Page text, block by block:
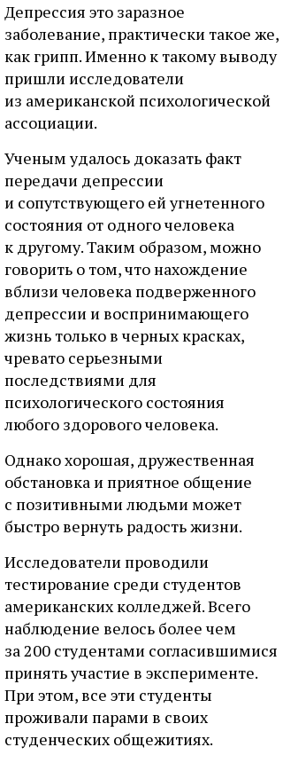
Депрессия это заразное
заболевание, практически такое же,
как грипп. Именно к такому выводу
пришли исследователи
из американской психологической
ассоциации.
Ученым удалось доказать факт
передачи депрессии
и сопутствующего ей угнетенного
состояния от одного человека
к другому. Таким образом, можно
говорить о том, что нахождение
вблизи человека подверженного
депрессии и воспринимающего
жизнь только в черных красках,
чревато серьезными
последствиями для
психологического состояния
любого здорового человека.
Однако хорошая, дружественная
обстановка и приятное общение
с позитивными людьми может
быстро вернуть радость жизни.
Исследователи проводили
тестирование среди студентов
американских колледжей. Всего
наблюдение велось более чем
за 200 студентами согласившимися
принять участие в эксперименте.
При этом, все эти студенты
проживали парами в своих
студенческих общежитиях.